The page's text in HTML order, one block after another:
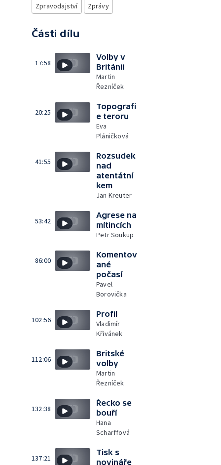
Zpravodajství Zprávy
Části dílu
17:58
Volby v
Británii
Martin
Řezníček
20:25
Topografi
e teroru
Eva
Pláničková
41:55
Rozsudek
nad
atentátní
kem
Jan Kreuter
53:42
Agrese na
mítincích
Petr Soukup
86:00
Komentov
ané
počasí
Pavel
Borovička
102:56
Profil
Vladimír
Křivánek
112:06
Britské
volby
Martin
Řezníček
132:38
Řecko se
bouří
Hana
Scharffová
137:21
Tisk s
novináře